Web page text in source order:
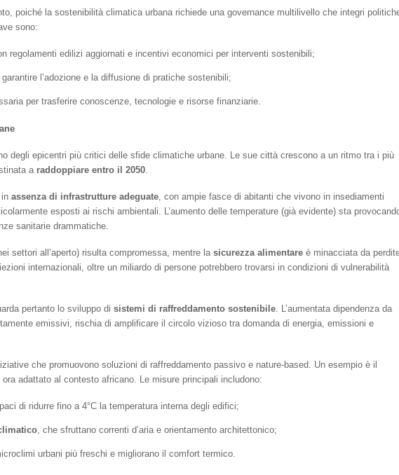
poiché la sostenibilità climatica urbana richiede una governance multilivello che integri
sono:
regolamenti edilizi aggiornati e incentivi economici per interventi sostenibili;
l’adozione e la diffusione di pratiche sostenibili;
per trasferire conoscenze, tecnologie e risorse finanziarie.
degli epicentri più critici delle sfide climatiche urbane. Le sue città crescono a un ritmo tra i più
a raddoppiare entro il 2050.
assenza di infrastrutture adeguate, con ampie fasce di abitanti che vivono in insediamenti
esposti ai rischi ambientali. L’aumento delle temperature (già evidente) sta
sanitarie drammatiche.
settori all’aperto) risulta compromessa, mentre la sicurezza alimentare è minacciata da
internazionali, oltre un miliardo di persone potrebbero trovarsi in condizioni di vulnerabilità
pertanto lo sviluppo di sistemi di raffreddamento sostenibile. L’aumentata dipendenza da
emissivi, rischia di amplificare il circolo vizioso tra domanda di energia, emissioni e
che promuovono soluzioni di raffreddamento passivo e nature-based. Un esempio è il
ora adattato al contesto africano. Le misure principali includono:
di ridurre fino a 4°C la temperatura interna degli edifici;
, che sfruttano correnti d’aria e orientamento architettonico;
urbani più freschi e migliorano il comfort termico.